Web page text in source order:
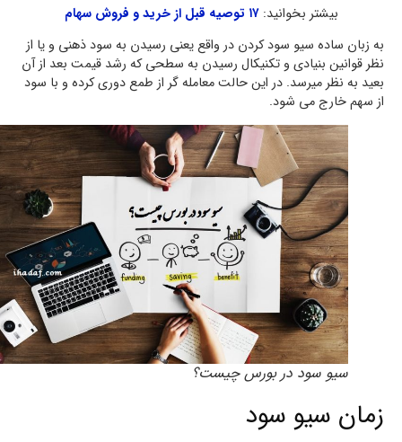
بیشتر بخوانید:۱۷ توصیه قبل از خرید و فروش سهام
به زبان ساده سیو سود کردن در واقع یعنی رسیدن به سود ذهنی و یا از
نظر قوانین بنیادی و تکنیکال رسیدن به سطحی که رشد قیمت بعد از آن
بعید به نظر میرسد. در این حالت معامله گر از طمع دوری کرده و با سود
از سهم خارج می شود.
سیو سود در بورس چیست؟
زمان سیو سود